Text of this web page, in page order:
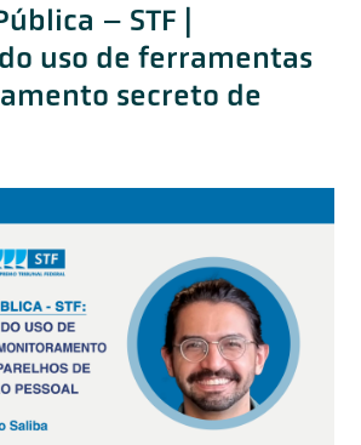
– STF |
uso de ferramentas
secreto de